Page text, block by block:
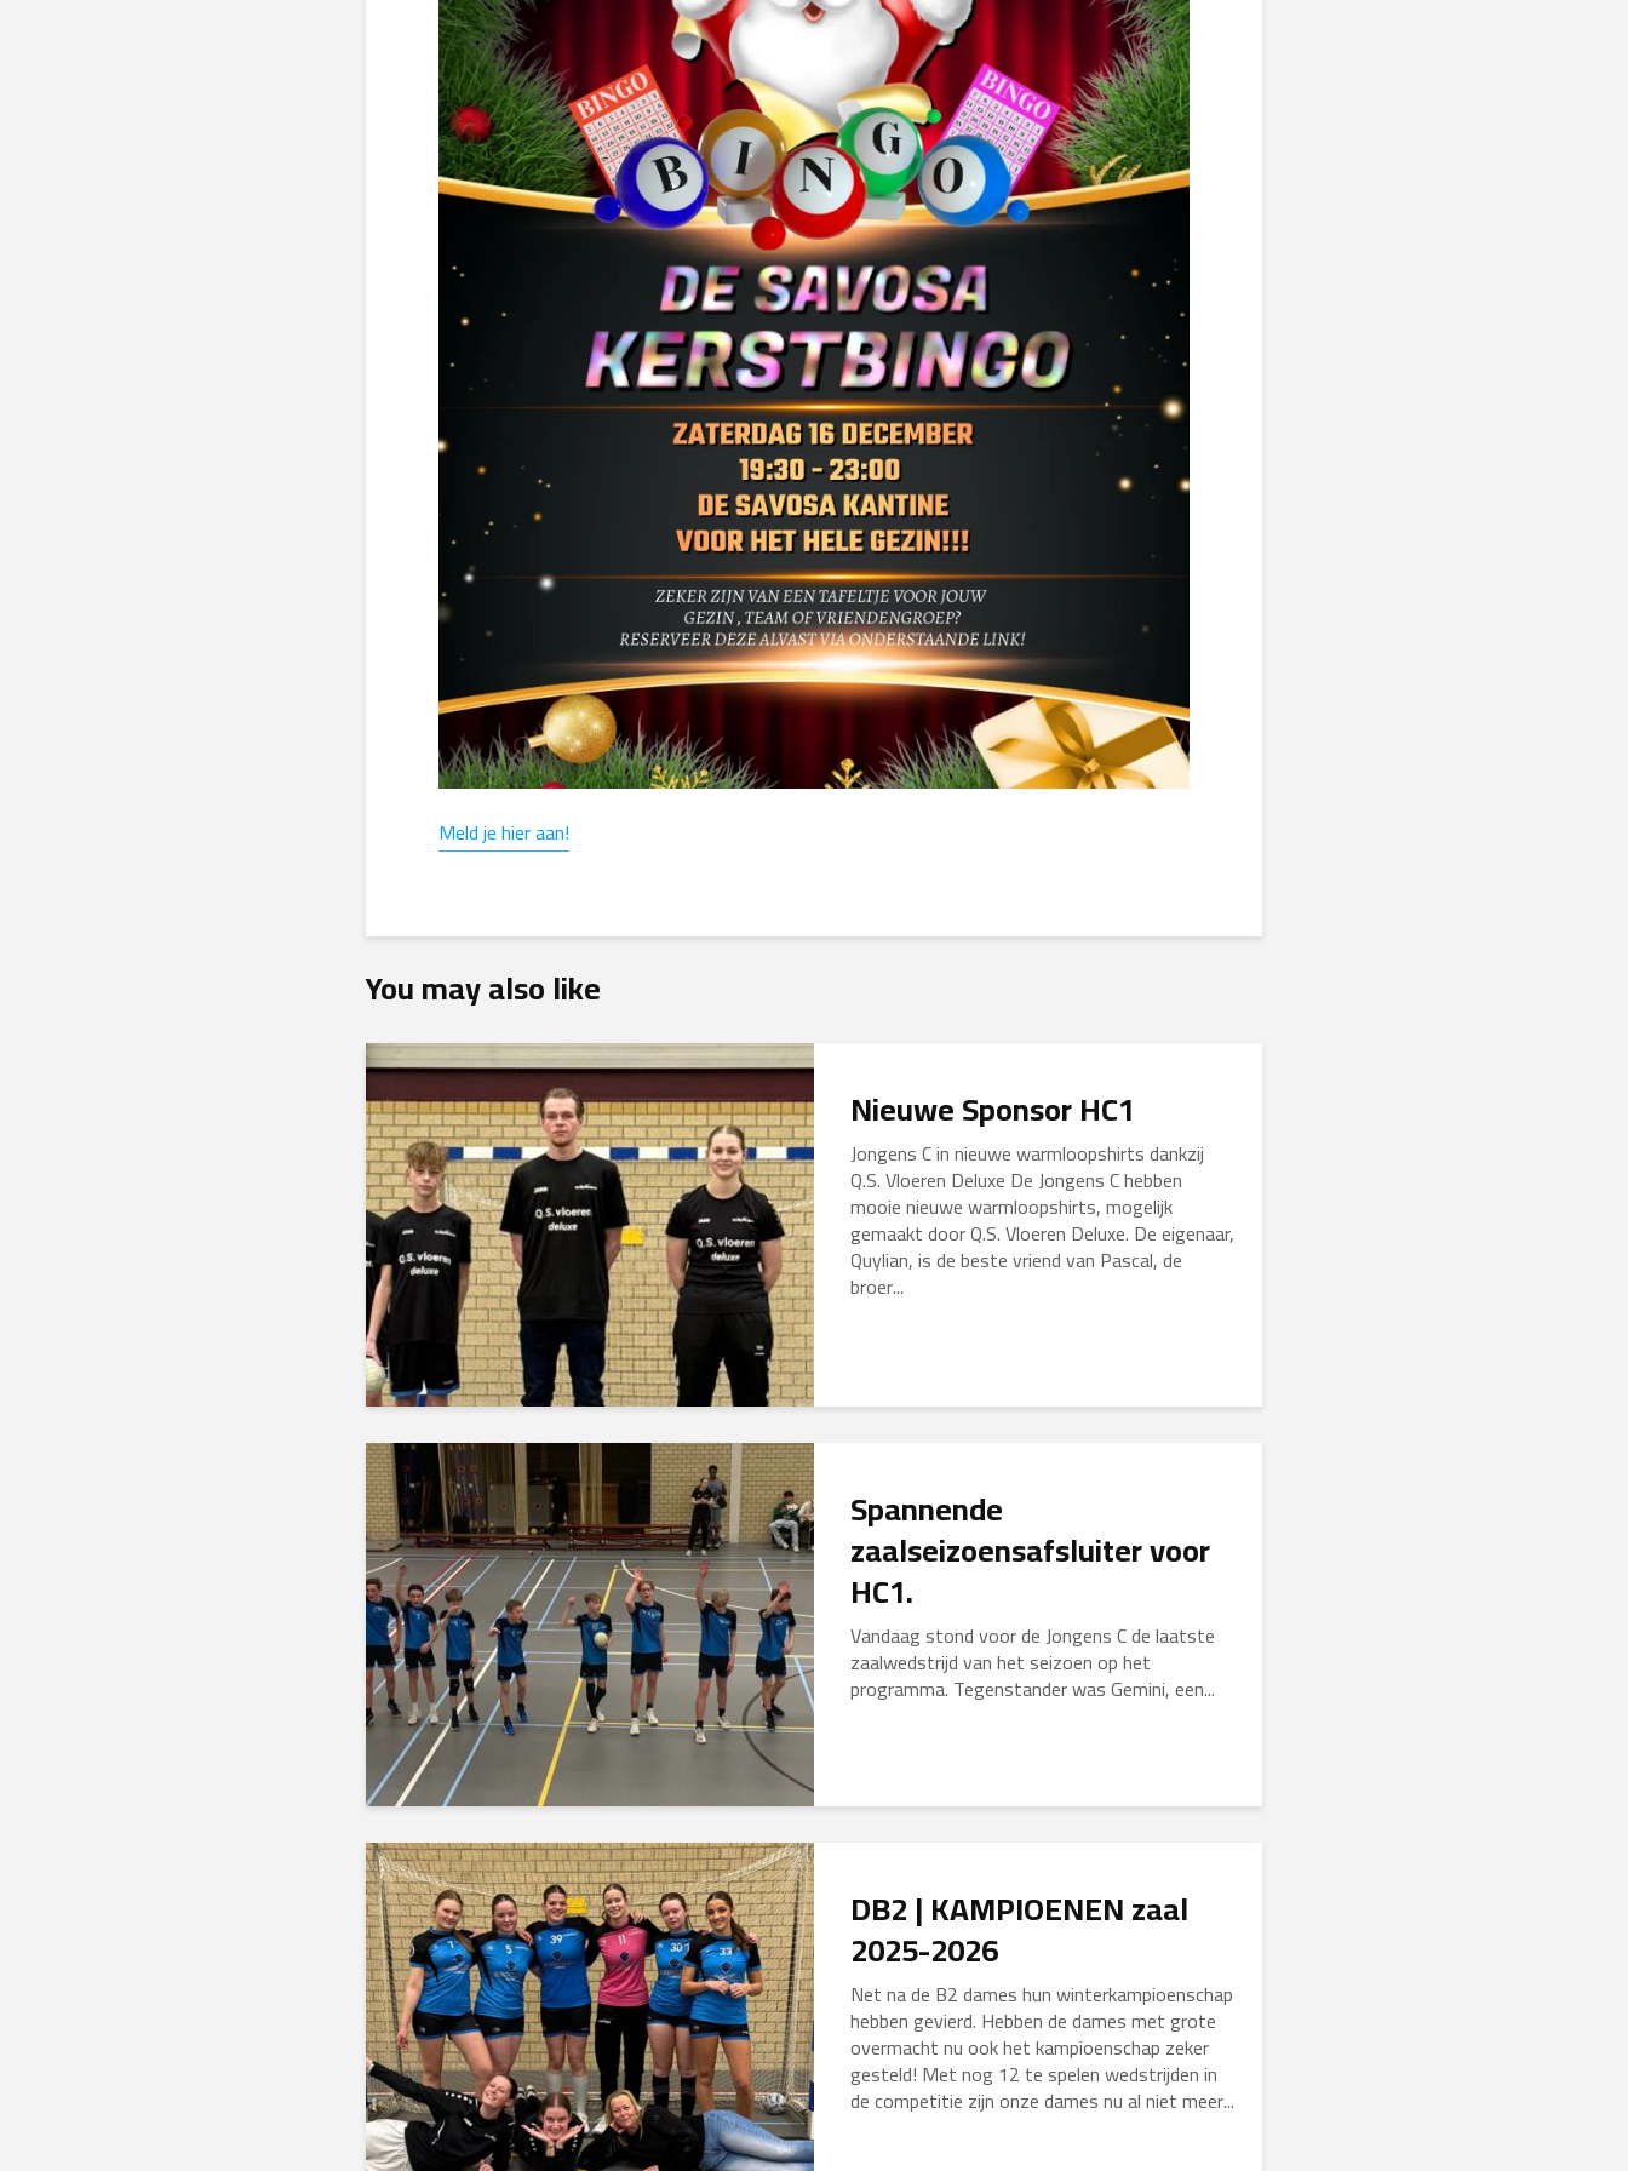
Meld je hier aan!
You may also like
Nieuwe Sponsor HC1
Jongens C in nieuwe warmloopshirts dankzij
Q.S. Vloeren Deluxe De Jongens C hebben
mooie nieuwe warmloopshirts, mogelijk
gemaakt door Q.S. Vloeren Deluxe. De eigenaar,
Quylian, is de beste vriend van Pascal, de
broer...
Spannende
zaalseizoensafsluiter voor
HC1.
Vandaag stond voor de Jongens C de laatste
zaalwedstrijd van het seizoen op het
programma. Tegenstander was Gemini, een...
DB2 | KAMPIOENEN zaal
2025-2026
Net na de B2 dames hun winterkampioenschap
hebben gevierd. Hebben de dames met grote
overmacht nu ook het kampioenschap zeker
gesteld! Met nog 12 te spelen wedstrijden in
de competitie zijn onze dames nu al niet meer...